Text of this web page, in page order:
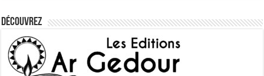
Découvrez